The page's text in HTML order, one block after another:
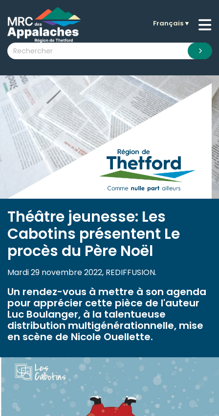
submenu (La MRC )
submenu (Citoyens )
submenu (Visiteurs )
submenu (Nouvelles )
submenu (Documentation )
Français▼
Théâtre jeunesse: Les
Cabotins présentent Le
procès du Père Noël
Mardi 29 novembre 2022, REDIFFUSION.
Un rendez-vous à mettre à son agenda
pour apprécier cette pièce de l'auteur
Luc Boulanger, à la talentueuse
distribution multigénérationnelle, mise
en scène de Nicole Ouellette.